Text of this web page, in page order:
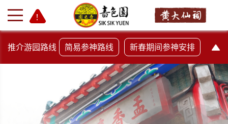
推介游园路线 简易参神路线 新春期间参神安排